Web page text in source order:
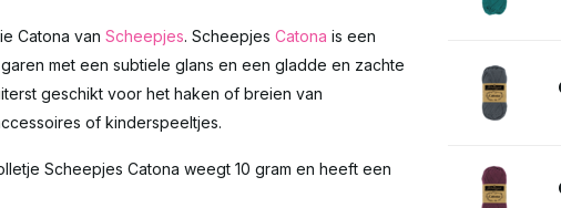
Catona van Scheepjes. Scheepjes Catona is een
met een subtiele glans en een gladde en zachte
geschikt voor het haken of breien van
of kinderspeeltjes.
Scheepjes Catona weegt 10 gram en heeft een